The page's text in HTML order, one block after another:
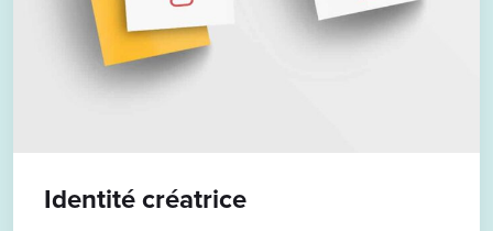
Identité créatrice